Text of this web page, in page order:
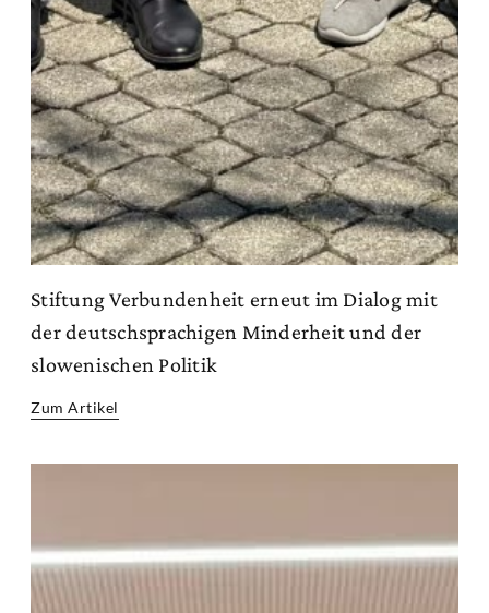
Stiftung Verbundenheit erneut im Dialog mit
der deutschsprachigen Minderheit und der
slowenischen Politik
Zum Artikel